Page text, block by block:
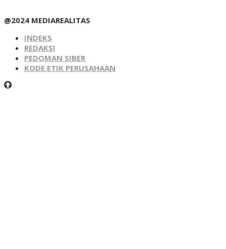
@2024 MEDIAREALITAS
INDEKS
REDAKSI
PEDOMAN SIBER
KODE ETIK PERUSAHAAN